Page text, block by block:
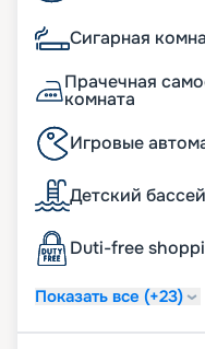
бронирования
Сигарная
Прачечная
комната
Игровые
Детский
Duti-free
Показать все (+23)